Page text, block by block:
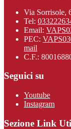
Via Sorrisole,
Tel:
Email:
PEC:
mail
C.F.:
Seguici su
Youtube
Instagram
Sezione Link